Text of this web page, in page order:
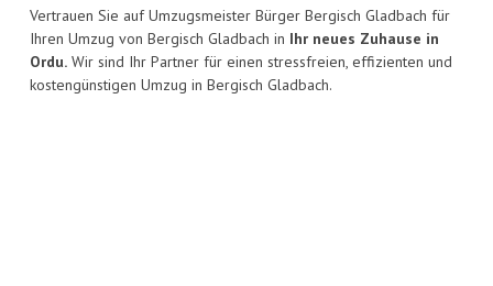
Vertrauen Sie auf Umzugsmeister Bürger Bergisch Gladbach für
Ihren Umzug von Bergisch Gladbach in Ihr neues Zuhause in
Ordu. Wir sind Ihr Partner für einen stressfreien, effizienten und
kostengünstigen Umzug in Bergisch Gladbach.